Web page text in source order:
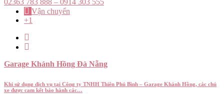
02363 783 888 – 0914 303 555
Vận chuyển
+1
Garage Khánh Hồng Đà Nẵng
Khi sử dụng dịch vụ tại Công ty TNHH Thiên Phú Bình – Garage Khánh Hồng, các chủ
xe được cam kết bảo hành các…